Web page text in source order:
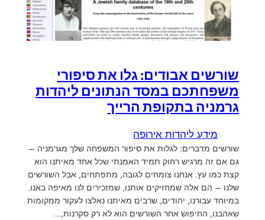
שורשים אבודים: גלו את סיפורי
משפחתכם במסד הנתונים ליהדות
גרמניה בתקופת הרייך
מידע ליהדות אירופה
שורשים מדברים: לגלות את סיפור המשפחה שלך מגרמניה –
גם אם זה מרגיש רחוק תמיד האמנתי שכל אחד מאיתנו הוא
קצת כמו עץ. אנחנו צומחים לגובה, מתפתחים, אבל השורשים
שלנו – הם אלה שמחזיקים אותנו, שמזכירים לנו מאיפה באנו.
במיוחד עבורנו, יהודים, שרבים מאיתנו נאלצו לעקור ממקומות
שאהבנו, החיפוש אחר השורשים הוא לא רק סקרנות,…